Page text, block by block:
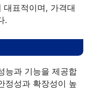
표적이며, 가격대
.
능과 기능을 제공합
정성과 확장성이 높